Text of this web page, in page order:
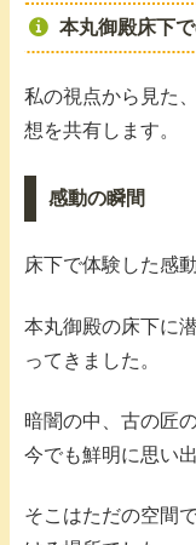
本丸御殿床下
私の視点から見た
想を共有します。
感動の瞬間
床下で体験した感
本丸御殿の床下に
ってきました。
暗闇の中、古の匠
今でも鮮明に思い
そこはただの空間